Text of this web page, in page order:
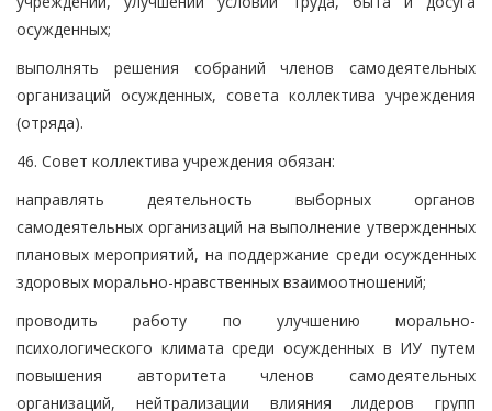
осужденных;
выполнять решения собраний членов самодеятельных
организаций осужденных, совета коллектива учреждения
(отряда).
46. Совет коллектива учреждения обязан:
направлять деятельность выборных органов
самодеятельных организаций на выполнение утвержденных
плановых мероприятий, на поддержание среди осужденных
здоровых морально-нравственных взаимоотношений;
проводить работу по улучшению морально-
психологического климата среди осужденных в ИУ путем
повышения авторитета членов самодеятельных
организаций, нейтрализации влияния лидеров групп